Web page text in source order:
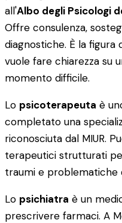
all'Albo degli Psicologi
Offre consulenza,
diagnostiche. È la
vuole fare chiarezza su
momento difficile.
Lo psicoterapeuta è
completato una
riconosciuta dal MIUR.
terapeutici strutturati
traumi e problematiche
Lo psichiatra è un
prescrivere farmaci. A